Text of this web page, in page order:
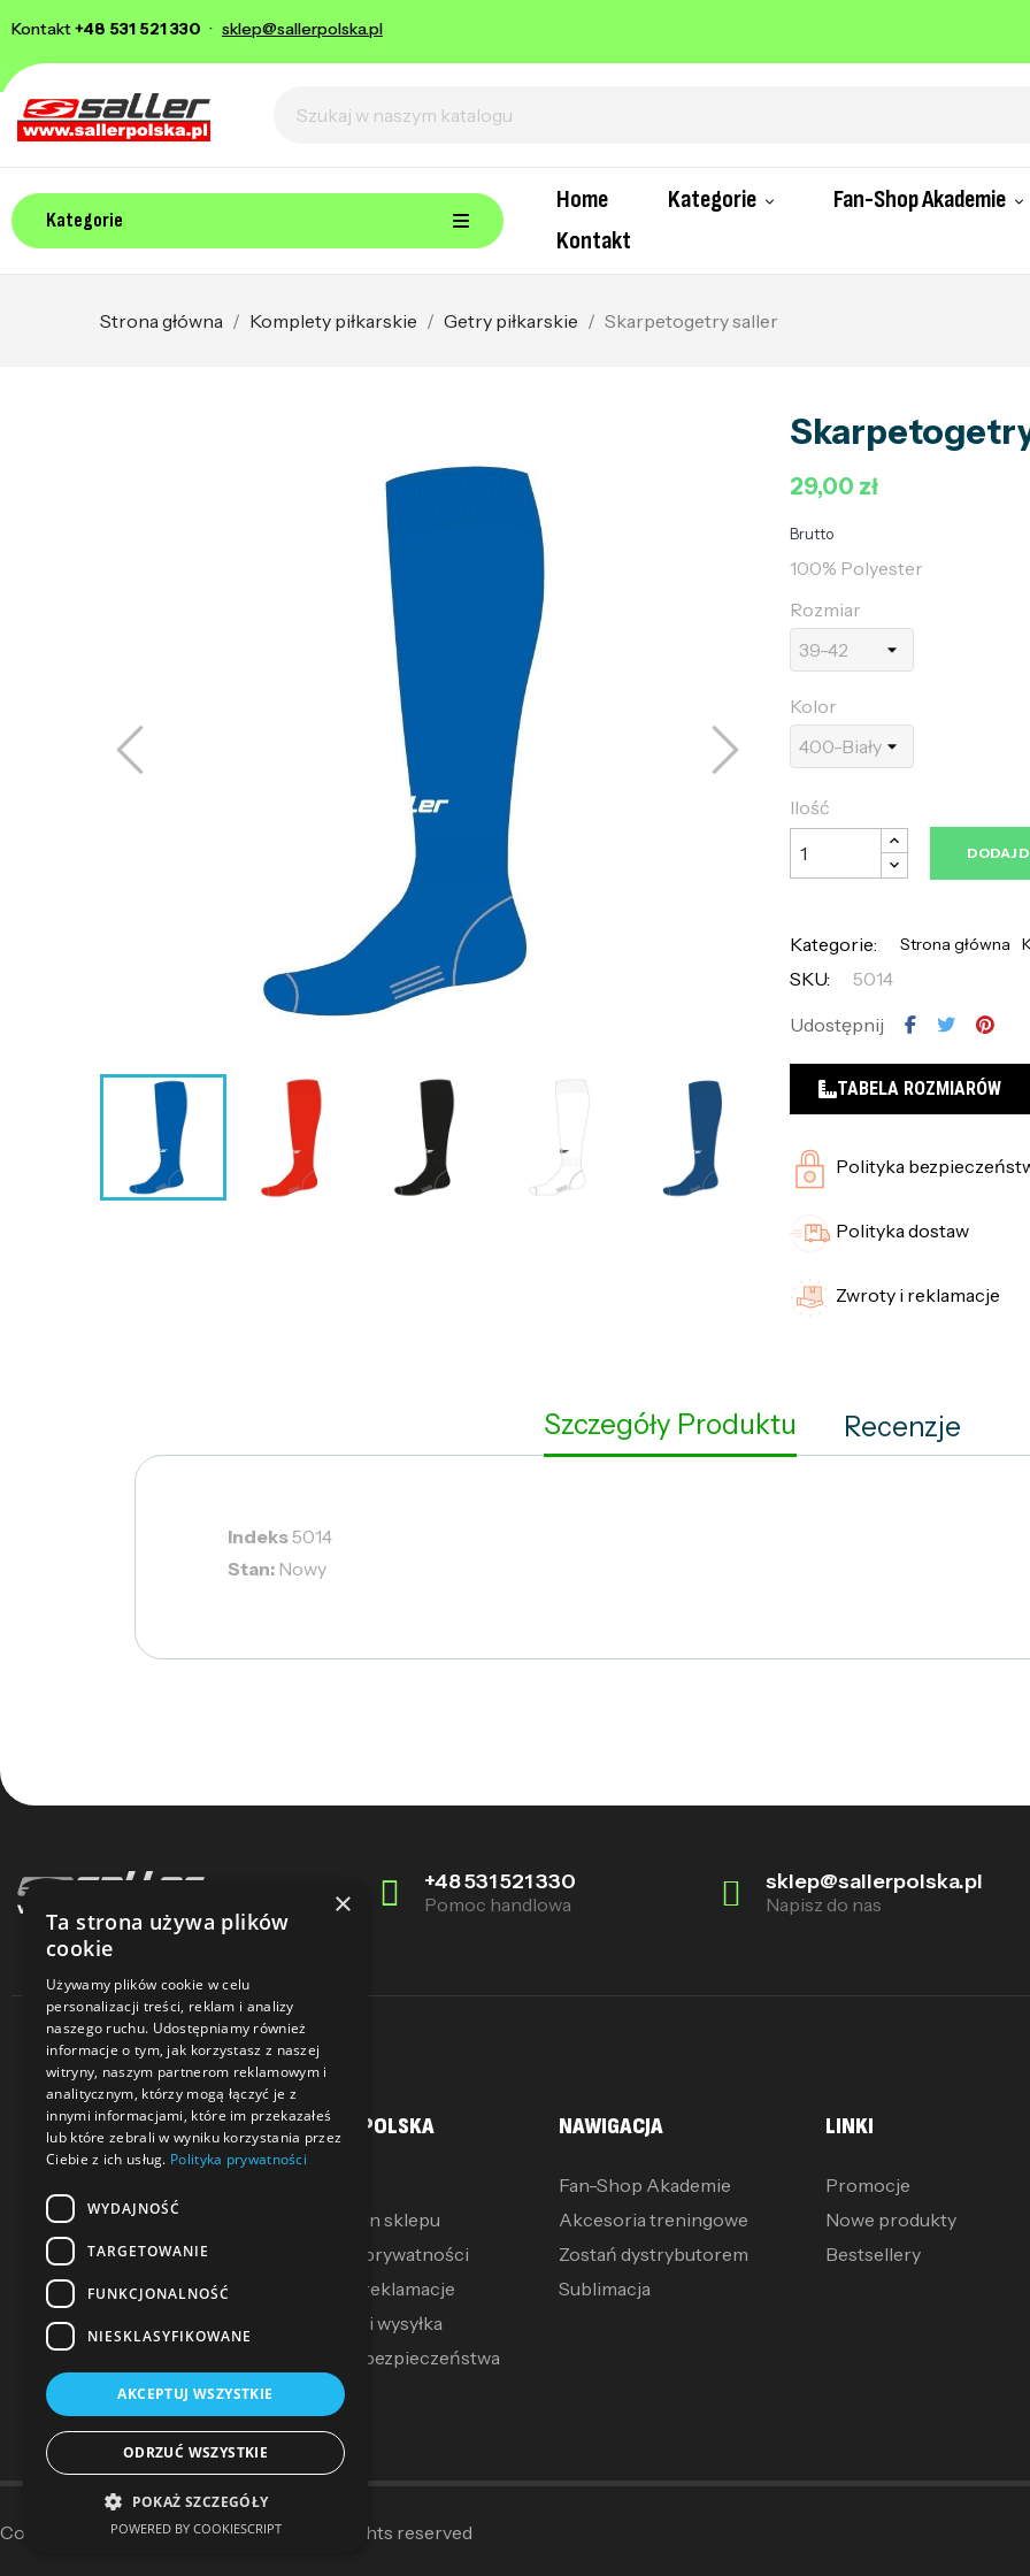
Kontakt+48 531 521 330 · sklep@sallerpolska.pl
Kategorie
Home Kategorie
Fan-Shop Akademie
Kontakt
Strona główna Komplety piłkarskie Getry piłkarskie Skarpetogetry saller
29,00 zł
Brutto
100% Polyester
Rozmiar
Kolor
Ilość
DODAJ
Kategorie: Strona główna
SKU:
5014
Udostępnij
TABELA ROZMIARÓW
Polityka
Polityka dostaw
Zwroty i reklamacje
Szczegóły Produktu Recenzje
Indeks5014
Stan: Nowy
+48 531 521 330
Pomoc handlowa
sklep@sallerpolska.pl
Napisz do nas
MOJE KONTO
Moje pokwitowania
Mój koszyk
SALLER POLSKA
Regulamin sklepu
Polityka prywatności
Zwroty i reklamacje
Dostawa i wysyłka
Polityka bezpieczeństwa
NAWIGACJA
Fan-Shop Akademie
Akcesoria treningowe
Zostań dystrybutorem
Sublimacja
LINKI
Promocje
Nowe produkty
Bestsellery
Copyright © 2014–2025Sallerpolska . All rights reserved
×
Ta strona używa plików
cookie
Używamy plików cookie w celu
personalizacji treści, reklam i analizy
naszego ruchu. Udostępniamy również
informacje o tym, jak korzystasz z naszej
witryny, naszym partnerom reklamowym i
analitycznym, którzy mogą łączyć je z
innymi informacjami, które im przekazałeś
lub które zebrali w wyniku korzystania przez
Ciebie z ich usług. Polityka prywatności
WYDAJNOŚĆ
TARGETOWANIE
FUNKCJONALNOŚĆ
NIESKLASYFIKOWANE
AKCEPTUJ WSZYSTKIE
ODRZUĆ WSZYSTKIE
POKAŻ SZCZEGÓŁY
POWERED BY COOKIESCRIPT